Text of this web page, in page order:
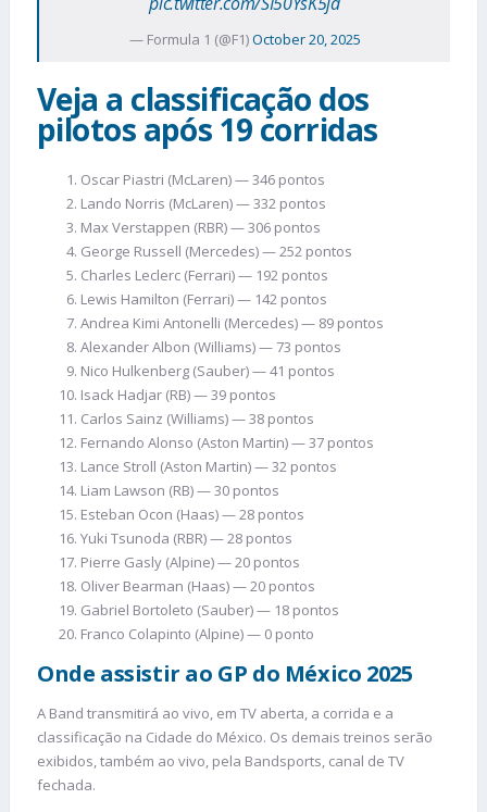
— Formula 1 (@F1)October 20, 2025
Veja a classificação dos
pilotos após 19 corridas
Oscar Piastri (McLaren) — 346 pontos
Lando Norris (McLaren) — 332 pontos
Max Verstappen (RBR) — 306 pontos
George Russell (Mercedes) — 252 pontos
Charles Leclerc (Ferrari) — 192 pontos
Lewis Hamilton (Ferrari) — 142 pontos
Andrea Kimi Antonelli (Mercedes) — 89 pontos
Alexander Albon (Williams) — 73 pontos
Nico Hulkenberg (Sauber) — 41 pontos
Isack Hadjar (RB) — 39 pontos
Carlos Sainz (Williams) — 38 pontos
Fernando Alonso (Aston Martin) — 37 pontos
Lance Stroll (Aston Martin) — 32 pontos
Liam Lawson (RB) — 30 pontos
Esteban Ocon (Haas) — 28 pontos
Yuki Tsunoda (RBR) — 28 pontos
Pierre Gasly (Alpine) — 20 pontos
Oliver Bearman (Haas) — 20 pontos
Gabriel Bortoleto (Sauber) — 18 pontos
Franco Colapinto (Alpine) — 0 ponto
Onde assistir ao GP do México 2025
A Band transmitirá ao vivo, em TV aberta, a corrida e a
classificação na Cidade do México. Os demais treinos serão
exibidos, também ao vivo, pela Bandsports, canal de TV
fechada.